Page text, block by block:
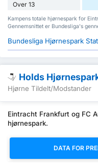
Over 13
Kampens totale hjørnespark for
Gennemsnittet er Bundesliga's
Bundesliga Hjørnespark
Holds
Hjørne Tildelt/Modstander
Eintracht Frankfurt og FC
hjørnespark.
DATA FOR